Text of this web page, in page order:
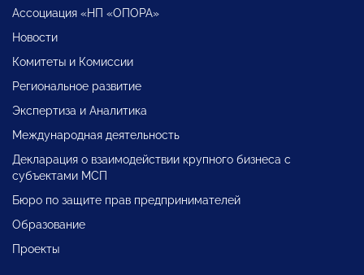
Ассоциация «НП «ОПОРА»
Новости
Комитеты и Комиссии
Региональное развитие
Экспертиза и Аналитика
Международная деятельность
Декларация о взаимодействии крупного бизнеса с
субъектами МСП
Бюро по защите прав предпринимателей
Образование
Проекты